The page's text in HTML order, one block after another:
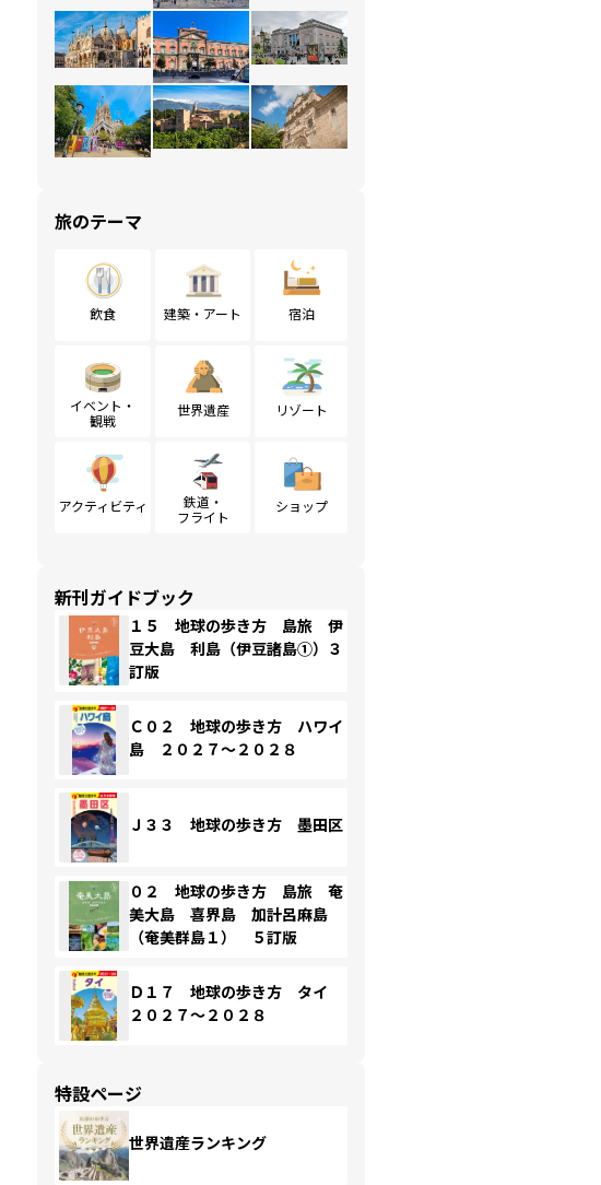
旅のテーマ
飲食 建築・アート 宿泊
イベント・
観戦
世界遺産 リゾート
アクティビティ
鉄道・
フライト
ショップ
新刊ガイドブック
１５ 地球の歩き方 島旅 伊
豆大島 利島（伊豆諸島①）３
訂版
Ｃ０２ 地球の歩き方 ハワイ
島 ２０２７～２０２８
Ｊ３３ 地球の歩き方 墨田区
０２ 地球の歩き方 島旅 奄
美大島 喜界島 加計呂麻島
（奄美群島１） ５訂版
Ｄ１７ 地球の歩き方 タイ
２０２７～２０２８
特設ページ
世界遺産ランキング